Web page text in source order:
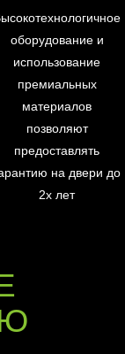
оборудование и
использование
премиальных
материалов
позволяют
предоставлять
на двери до
2х лет